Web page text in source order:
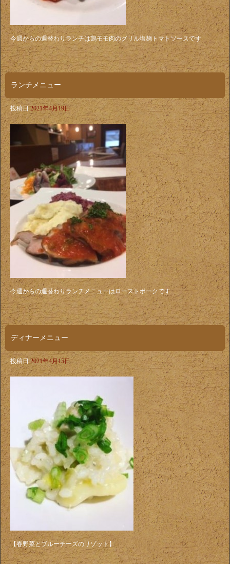
今週からの週替わりランチは鶏モモ肉のグリル塩麹トマトソースです
ランチメニュー
投稿日 2021年4月19日
今週からの週替わりランチメニューはローストポークです
ディナーメニュー
投稿日 2021年4月15日
【春野菜とブルーチーズのリゾット】